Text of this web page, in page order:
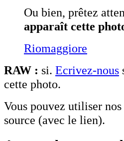
Ou bien, prêtez
apparaît cette
Riomaggiore
RAW : si. Ecrivez-nous
cette photo.
Vous pouvez utiliser
source (avec le lien).